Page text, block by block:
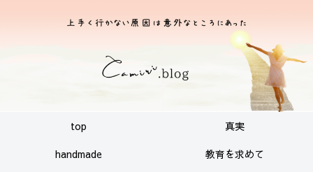
top
真実
handmade
教育を求めて